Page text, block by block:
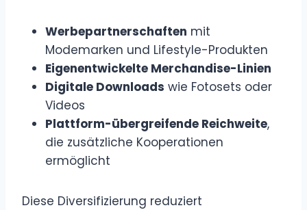
Werbepartnerschaften mit
Modemarken und Lifestyle-Produkten
Eigenentwickelte Merchandise-Linien
Digitale Downloads wie Fotosets oder
Videos
Plattform-übergreifende Reichweite,
die zusätzliche Kooperationen
ermöglicht
Diese Diversifizierung reduziert